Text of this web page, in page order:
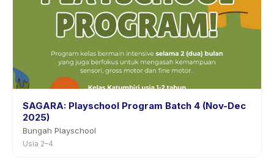
SAGARA: Playschool Program Batch 4 (Nov-Dec
2025)
Bungah Playschool
Usia 2–4